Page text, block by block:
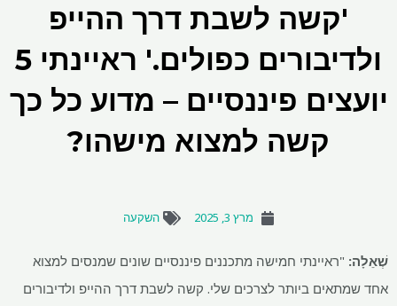
'קשה לשבת דרך ההייפ
ולדיבורים כפולים.' ראיינתי 5
יועצים פיננסיים – מדוע כל כך
קשה למצוא מישהו?
מרץ 3, 2025 השקעה
שְׁאֵלָה: "ראיינתי חמישה מתכננים פיננסיים שונים שמנסים למצוא
אחד שמתאים ביותר לצרכים שלי. קשה לשבת דרך ההייפ ולדיבורים